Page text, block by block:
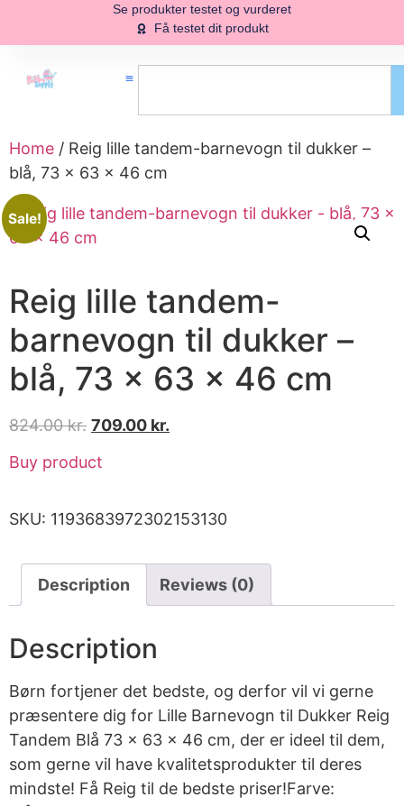
Se produkter testet og vurderet
Få testet dit produkt
Home / Reig lille tandem-barnevogn til dukker –
blå, 73 × 63 × 46 cm
Sale!
Reig lille tandem-
barnevogn til dukker –
blå, 73 × 63 × 46 cm
824.00kr. 709.00 kr.
Buy product
SKU: 1193683972302153130
Description Reviews (0)
Description
Børn fortjener det bedste, og derfor vil vi gerne
præsentere dig for Lille Barnevogn til Dukker Reig
Tandem Blå 73 x 63 x 46 cm, der er ideel til dem,
som gerne vil have kvalitetsprodukter til deres
mindste! Få Reig til de bedste priser!Farve: